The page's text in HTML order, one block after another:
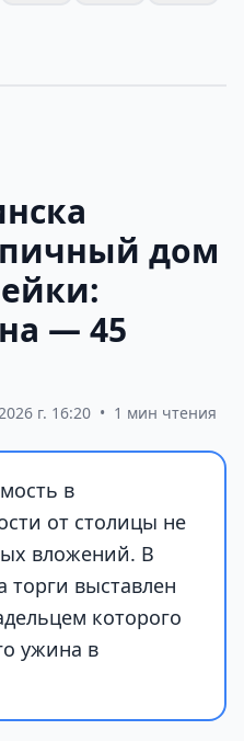
дом
— 45
г. 16:20 • 1 мин чтения
в
от столицы не
вложений. В
выставлен
которого
ужина в